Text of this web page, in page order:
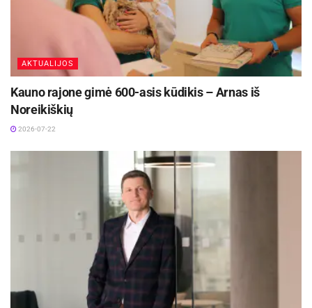
AKTUALIJOS
Kauno rajone gimė 600-asis kūdikis – Arnas iš
Noreikiškių
2026-07-22